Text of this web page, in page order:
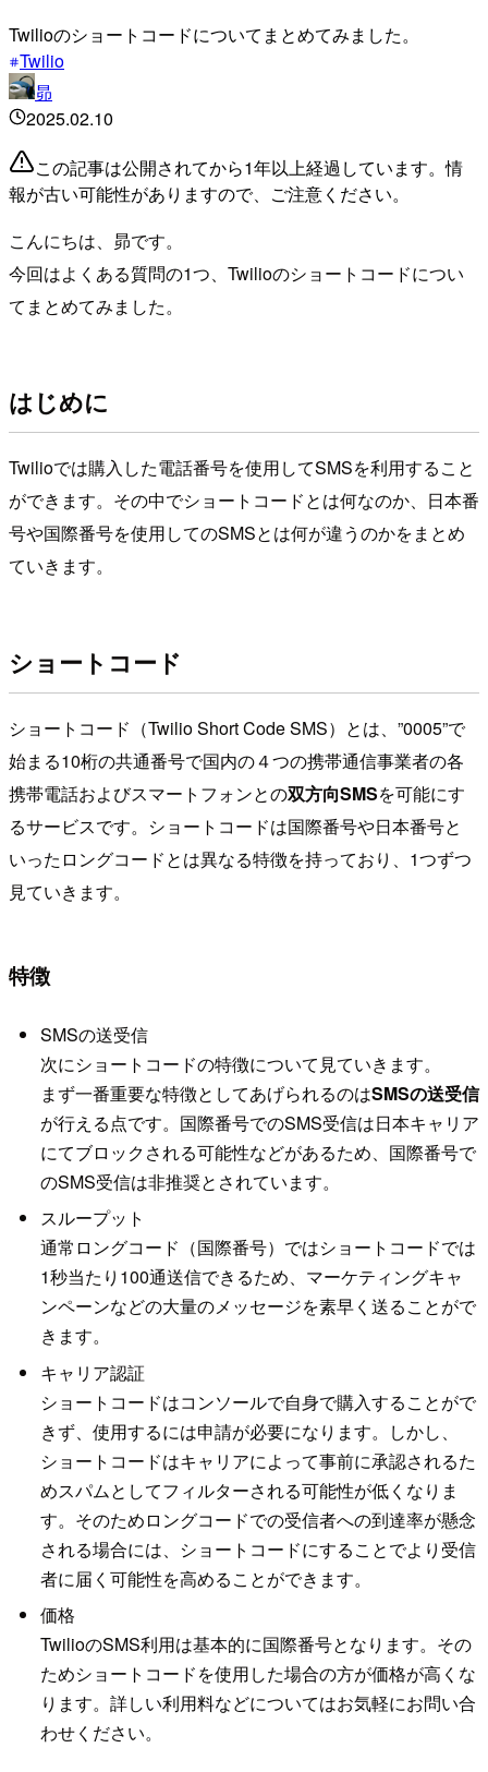
Twilioのショートコードについてまとめてみました。
Twilio
昴
2025.02.10
この記事は公開されてから1年以上経過しています。情
報が古い可能性がありますので、ご注意ください。
こんにちは、昴です。
今回はよくある質問の1つ、Twilioのショートコードについ
てまとめてみました。
はじめに
Twilioでは購入した電話番号を使用してSMSを利用すること
ができます。その中でショートコードとは何なのか、日本番
号や国際番号を使用してのSMSとは何が違うのかをまとめ
ていきます。
ショートコード
ショートコード（Twilio Short Code SMS）とは、”0005”で
始まる10桁の共通番号で国内の４つの携帯通信事業者の各
携帯電話およびスマートフォンとの双方向SMSを可能にす
るサービスです。ショートコードは国際番号や日本番号と
いったロングコードとは異なる特徴を持っており、1つずつ
見ていきます。
特徴
SMSの送受信
次にショートコードの特徴について見ていきます。
まず一番重要な特徴としてあげられるのはSMSの送受信
が行える点です。国際番号でのSMS受信は日本キャリア
にてブロックされる可能性などがあるため、国際番号で
のSMS受信は非推奨とされています。
スループット
通常ロングコード（国際番号）ではショートコードでは
1秒当たり100通送信できるため、マーケティングキャ
ンペーンなどの大量のメッセージを素早く送ることがで
きます。
キャリア認証
ショートコードはコンソールで自身で購入することがで
きず、使用するには申請が必要になります。しかし、
ショートコードはキャリアによって事前に承認されるた
めスパムとしてフィルターされる可能性が低くなりま
す。そのためロングコードでの受信者への到達率が懸念
される場合には、ショートコードにすることでより受信
者に届く可能性を高めることができます。
価格
TwilioのSMS利用は基本的に国際番号となります。その
ためショートコードを使用した場合の方が価格が高くな
ります。詳しい利用料などについてはお気軽にお問い合
わせください。